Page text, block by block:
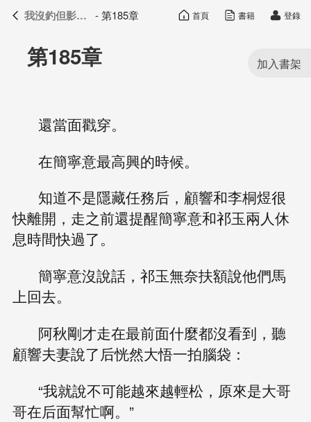
我沒釣但影帝真香了 目錄
第185章
還當面戳穿。
在簡寧意最高興的時候。
知道不是隱藏任務后，顧響和李桐煜很
快離開，走之前還提醒簡寧意和祁玉兩人休
息時間快過了。
簡寧意沒說話，祁玉無奈扶額說他們馬
上回去。
阿秋剛才走在最前面什麼都沒看到，聽
顧響夫妻說了后恍然大悟一拍腦袋：
“我就說不可能越來越輕松，原來是大哥
哥在后面幫忙啊。”
我沒釣但影帝真香了 - 第185章 首頁 書籍 登錄